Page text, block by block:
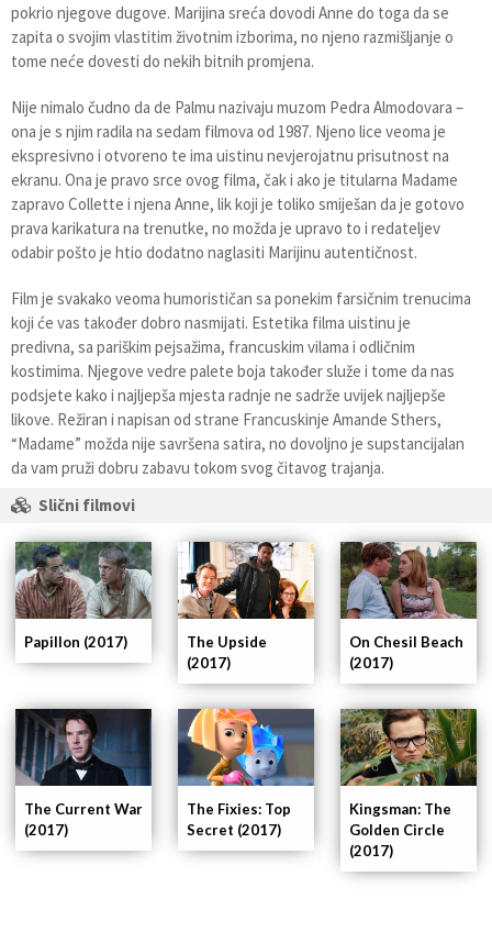
pokrio njegove dugove. Marijina sreća dovodi Anne do toga da se
zapita o svojim vlastitim životnim izborima, no njeno razmišljanje o
tome neće dovesti do nekih bitnih promjena.
Nije nimalo čudno da de Palmu nazivaju muzom Pedra Almodovara –
ona je s njim radila na sedam filmova od 1987. Njeno lice veoma je
ekspresivno i otvoreno te ima uistinu nevjerojatnu prisutnost na
ekranu. Ona je pravo srce ovog filma, čak i ako je titularna Madame
zapravo Collette i njena Anne, lik koji je toliko smiješan da je gotovo
prava karikatura na trenutke, no možda je upravo to i redateljev
odabir pošto je htio dodatno naglasiti Marijinu autentičnost.
Film je svakako veoma humorističan sa ponekim farsičnim trenucima
koji će vas također dobro nasmijati. Estetika filma uistinu je
predivna, sa pariškim pejsažima, francuskim vilama i odličnim
kostimima. Njegove vedre palete boja također služe i tome da nas
podsjete kako i najljepša mjesta radnje ne sadrže uvijek najljepše
likove. Režiran i napisan od strane Francuskinje Amande Sthers,
“Madame” možda nije savršena satira, no dovoljno je supstancijalan
da vam pruži dobru zabavu tokom svog čitavog trajanja.
Slični filmovi
Kingsman: The
Golden Circle
(2017)
The Fixies: Top
Secret (2017)
The Current War
(2017)
On Chesil Beach
(2017)
The Upside
(2017)
Papillon (2017)